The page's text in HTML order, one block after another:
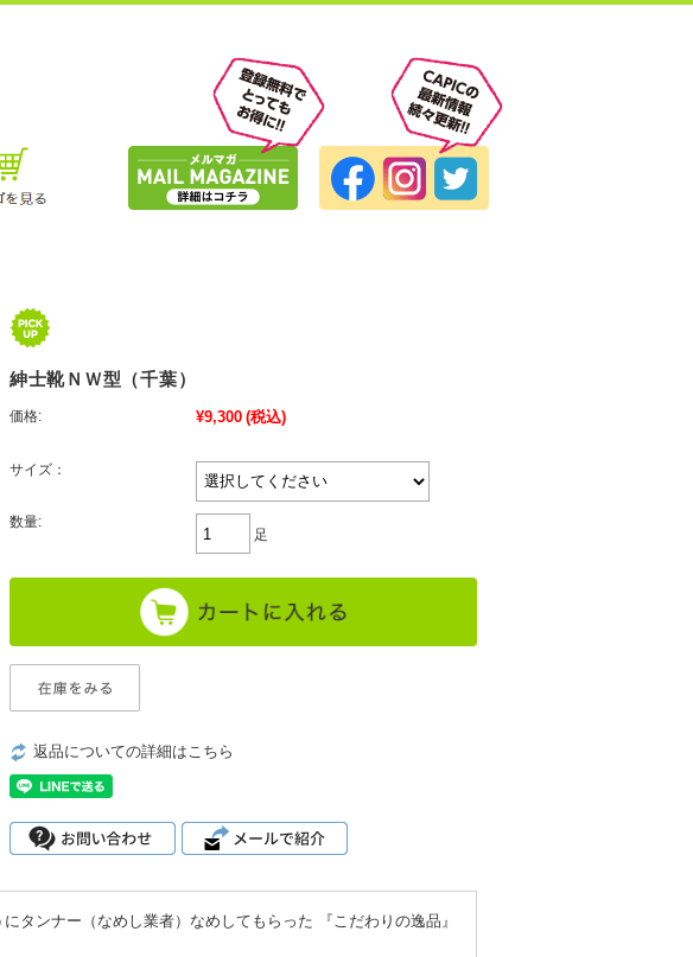
紳士靴ＮＷ型（千葉）
価格: ¥9,300 (税込)
サイズ：
数量:
足
返品についての詳細はこちら
タンナー（なめし業者）なめしてもらった 『こだわりの逸品』